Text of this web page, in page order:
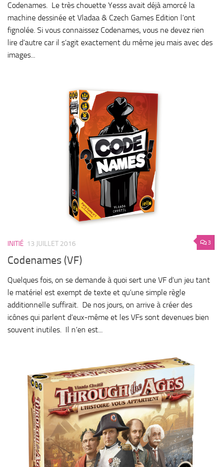
Codenames. Le très chouette Yesss avait déjà amorcé la
machine dessinée et Vladaa & Czech Games Edition l’ont
fignolée. Si vous connaissez Codenames, vous ne devez rien
lire d’autre car il s’agit exactement du même jeu mais avec des
images...
3
INITIÉ 13 JUILLET 2016
Codenames (VF)
Quelques fois, on se demande à quoi sert une VF d’un jeu tant
le matériel est exempt de texte et qu’une simple règle
additionnelle suffirait. De nos jours, on arrive à créer des
icônes qui parlent d’eux-même et les VFs sont devenues bien
souvent inutiles. Il n’en est...